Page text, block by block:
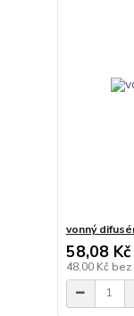
vonný
58,08 Kč
48,00 Kč bez